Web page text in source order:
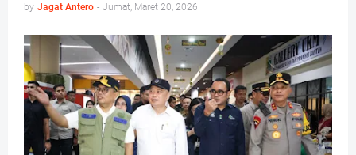
by Jagat Antero - Jumat, Maret 20, 2026